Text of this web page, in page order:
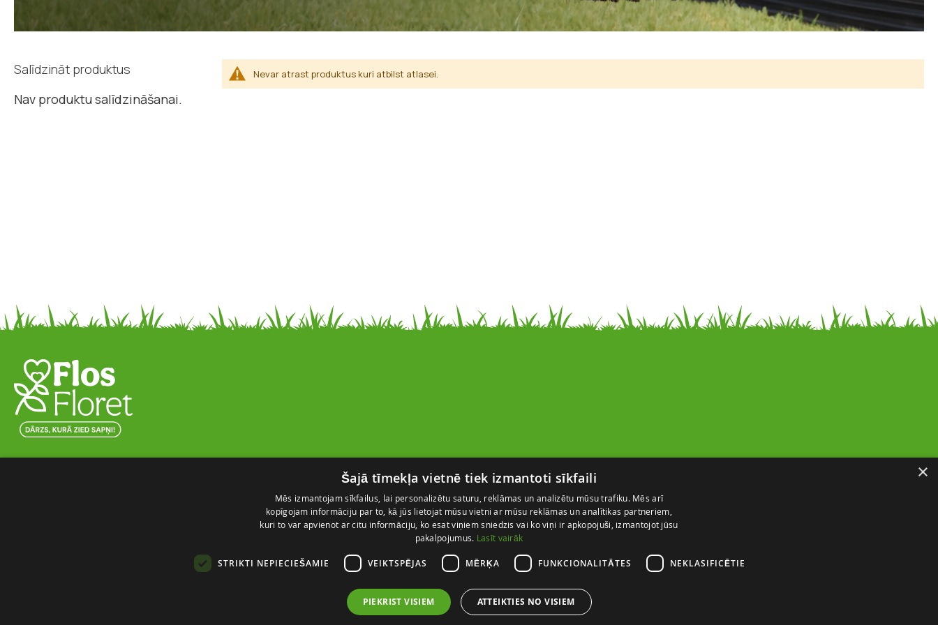
Nevar atrast produktus kuri atbilst atlasei.
Salīdzināt produktus
Nav produktu salīdzināšanai.
SIA “FlosFloret”
Ventspils nov., Ugāles pag.,
Ugāle, “Salas” – 23, LV-3615
+371 28 767 262
Kontakti
×
Šajā tīmekļa vietnē tiek izmantoti sīkfaili
Mēs izmantojam sīkfailus, lai personalizētu saturu, reklāmas un analizētu mūsu trafiku. Mēs arī
kopīgojam informāciju par to, kā jūs lietojat mūsu vietni ar mūsu reklāmas un analītikas partneriem,
kuri to var apvienot ar citu informāciju, ko esat viņiem sniedzis vai ko viņi ir apkopojuši, izmantojot jūsu
pakalpojumus. Lasīt vairāk
STRIKTI NEPIECIEŠAMIE VEIKTSPĒJAS MĒRĶA FUNKCIONALITĀTES NEKLASIFICĒTIE
PIEKRIST VISIEM ATTEIKTIES NO VISIEM